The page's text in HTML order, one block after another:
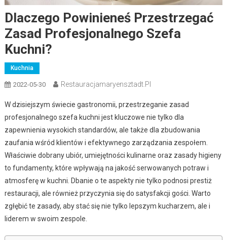
Dlaczego Powinieneś Przestrzegać
Zasad Profesjonalnego Szefa
Kuchni?
Kuchnia
2022-05-30 Restauracjamaryensztadt.pl
W dzisiejszym świecie gastronomii, przestrzeganie zasad
profesjonalnego szefa kuchni jest kluczowe nie tylko dla
zapewnienia wysokich standardów, ale także dla zbudowania
zaufania wśród klientów i efektywnego zarządzania zespołem.
Właściwie dobrany ubiór, umiejętności kulinarne oraz zasady higieny
to fundamenty, które wpływają na jakość serwowanych potraw i
atmosferę w kuchni. Dbanie o te aspekty nie tylko podnosi prestiż
restauracji, ale również przyczynia się do satysfakcji gości. Warto
zgłębić te zasady, aby stać się nie tylko lepszym kucharzem, ale i
liderem w swoim zespole.